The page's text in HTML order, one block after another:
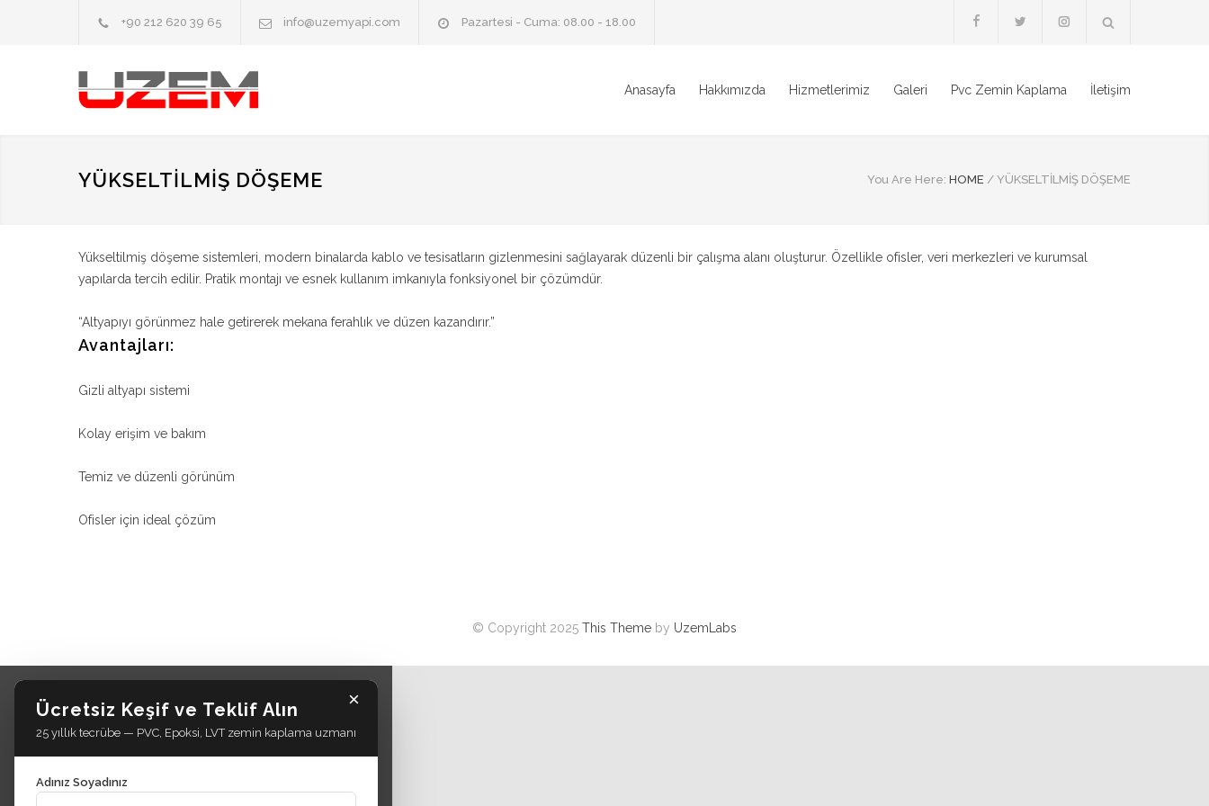
+90 212 620 39 65 info@uzemyapi.com Pazartesi - Cuma: 08.00 - 18.00
Anasayfa Hakkımızda Hizmetlerimiz Galeri Pvc Zemin Kaplama İletişim
YÜKSELTILMIŞ DÖŞEME You Are Here: HOME / YÜKSELTILMIŞ DÖŞEME
Yükseltilmiş döşeme sistemleri, modern binalarda kablo ve tesisatların gizlenmesini sağlayarak düzenli bir çalışma alanı oluşturur. Özellikle ofisler, veri merkezleri ve kurumsal
yapılarda tercih edilir. Pratik montajı ve esnek kullanım imkanıyla fonksiyonel bir çözümdür.
“Altyapıyı görünmez hale getirerek mekana ferahlık ve düzen kazandırır.”
Avantajları:
Gizli altyapı sistemi
Kolay erişim ve bakım
Temiz ve düzenli görünüm
Ofisler için ideal çözüm
© Copyright 2025 This Theme by UzemLabs
×
Ücretsiz Keşif ve Teklif Alın
25 yıllık tecrübe — PVC, Epoksi, LVT zemin kaplama uzmanı
Adınız Soyadınız